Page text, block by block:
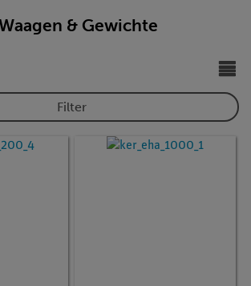
& Gewichte
Filter